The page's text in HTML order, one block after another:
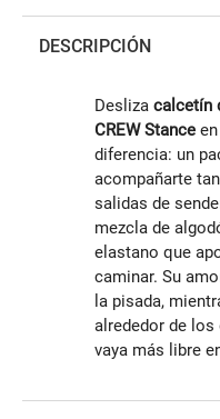
DESCRIPCIÓN
Desliza calcetín
CREW Stance
diferencia: un
acompañarte
salidas de
mezcla de
elastano que
caminar. Su
la pisada,
alrededor de los
vaya más libre